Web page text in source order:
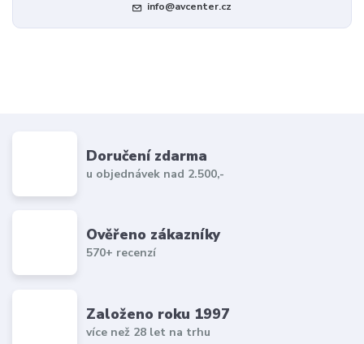
info@avcenter.cz
Doručení zdarma
u objednávek nad 2.500,-
Ověřeno zákazníky
570+ recenzí
Založeno roku 1997
více než 28 let na trhu